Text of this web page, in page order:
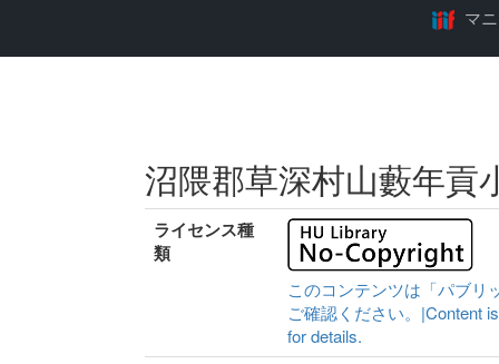
マ
沼隈郡草深村山藪年貢
ライセンス種
類
このコンテンツは「パブリ
ご確認ください。|Content
for details.